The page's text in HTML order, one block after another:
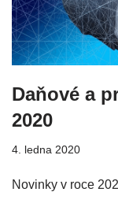
Daňové a
2020
4. ledna 2020
Novinky v roce